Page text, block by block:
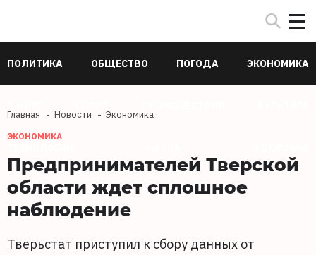
ПОЛИТИКА ОБЩЕСТВО ПОГОДА ЭКОНОМИКА
Главная Новости Экономика
ЭКОНОМИКА
Предпринимателей Тверской
области ждет сплошное
наблюдение
Тверьстат приступил к сбору данных от